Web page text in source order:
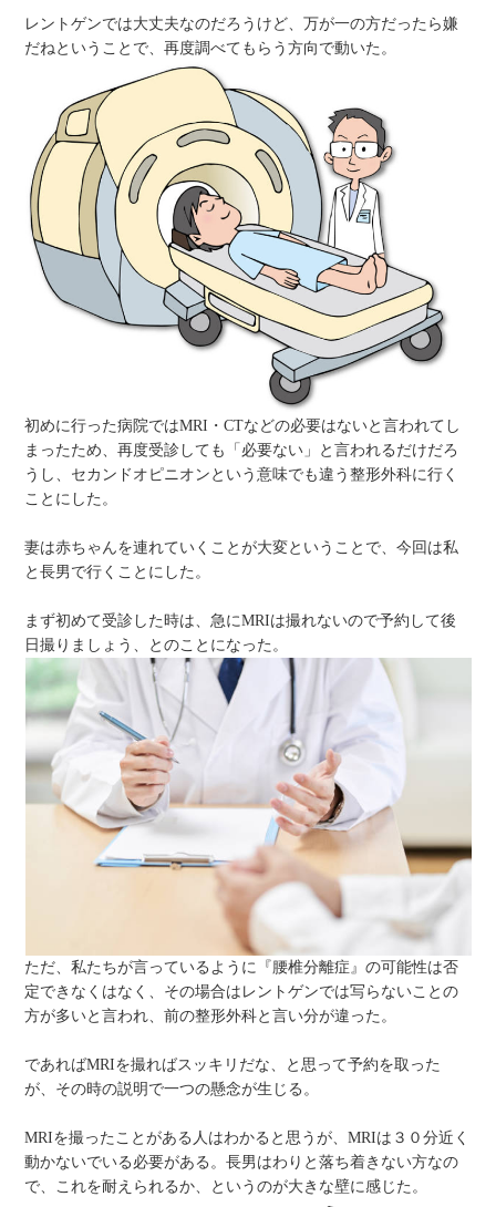
レントゲンでは大丈夫なのだろうけど、万が一の方だったら嫌
だねということで、再度調べてもらう方向で動いた。
初めに行った病院ではMRI・CTなどの必要はないと言われてし
まったため、再度受診しても「必要ない」と言われるだけだろ
うし、セカンドオピニオンという意味でも違う整形外科に行く
ことにした。
妻は赤ちゃんを連れていくことが大変ということで、今回は私
と長男で行くことにした。
まず初めて受診した時は、急にMRIは撮れないので予約して後
日撮りましょう、とのことになった。
ただ、私たちが言っているように『腰椎分離症』の可能性は否
定できなくはなく、その場合はレントゲンでは写らないことの
方が多いと言われ、前の整形外科と言い分が違った。
であればMRIを撮ればスッキリだな、と思って予約を取った
が、その時の説明で一つの懸念が生じる。
MRIを撮ったことがある人はわかると思うが、MRIは３０分近く
動かないでいる必要がある。長男はわりと落ち着きない方なの
で、これを耐えられるか、というのが大きな壁に感じた。